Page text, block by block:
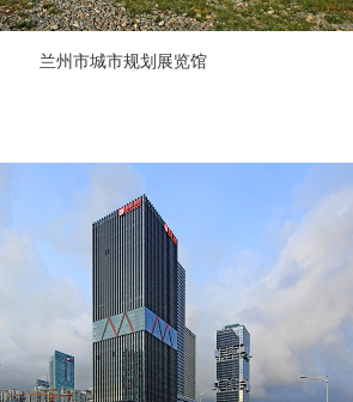
兰州市城市规划展览馆